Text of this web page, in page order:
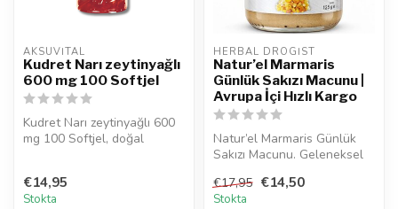
AKSUVITAL
Kudret Narı zeytinyağlı
600 mg 100 Softjel
Kudret Narı zeytinyağlı 600
mg 100 Softjel, doğal
€14,95
Stokta
HERBAL DROGIST
Natur’el Marmaris
Günlük Sakızı Macunu |
Avrupa İçi Hızlı Kargo
Natur’el Marmaris Günlük
Sakızı Macunu. Geleneksel
h...
€17,95 €14,50
Stokta